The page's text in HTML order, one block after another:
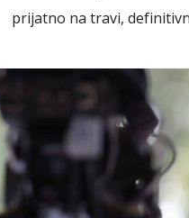
prijatno na travi,